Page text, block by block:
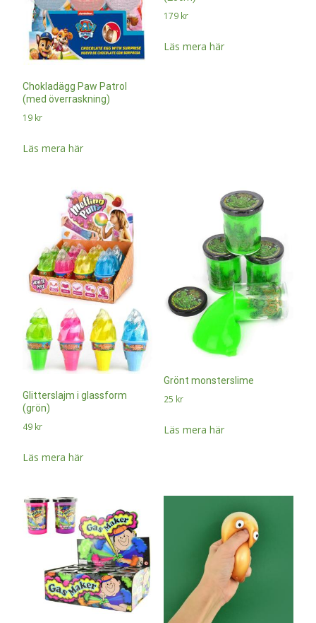
Chokladägg Paw Patrol
(med överraskning)
19 kr
Läs mera här
179 kr
Läs mera här
Glitterslajm i glassform
(grön)
49 kr
Läs mera här
Grönt monsterslime
25 kr
Läs mera här